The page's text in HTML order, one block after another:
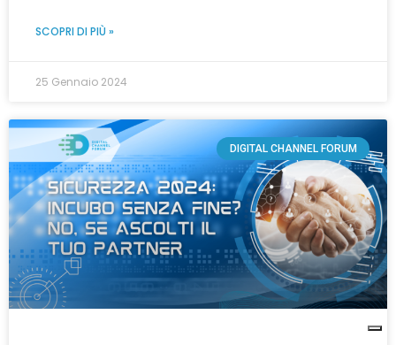
SCOPRI DI PIÙ »
25 Gennaio 2024
DIGITAL CHANNEL FORUM